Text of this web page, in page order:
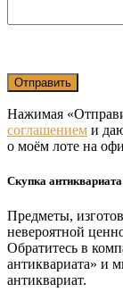
Нажимая
соглашением и
о моём лоте на
Скупка
Предметы,
невероятной
Обратитесь в
антиквариата» и
антиквариат.